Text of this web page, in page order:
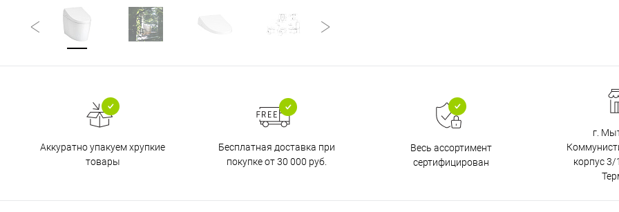
Аккуратно упакуем хрупкие
товары
Бесплатная доставка при
покупке от 30 000 руб.
Весь ассортимент
сертифицирован
г.
корпус 3/